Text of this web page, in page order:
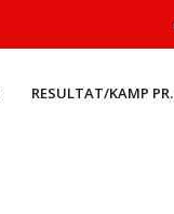
RESULTAT/KAMP PR.